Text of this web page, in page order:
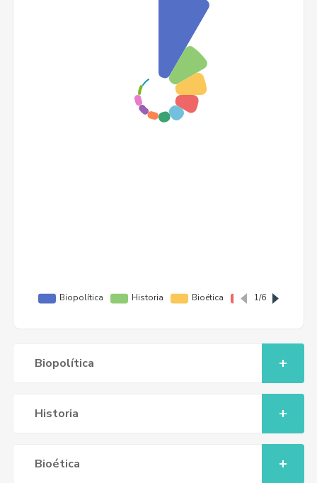
Biopolítica
Historia
Bioética